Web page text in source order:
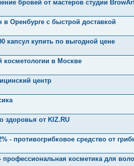
бровей от мастеров студии
в Оренбурге с быстрой доставкой
капсул купить по выгодной цене
косметологии в Москве
центр
здоровья от KIZ.RU
- противогрибковое средство от
профессиональная косметика для